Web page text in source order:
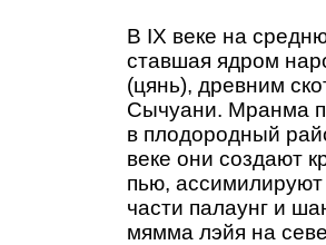
В IX веке на
ставшая ядром
(цянь), древним
Сычуани. Мранма
в плодородный
веке они создают
пью,
части палаунг и
мямма лэйя на